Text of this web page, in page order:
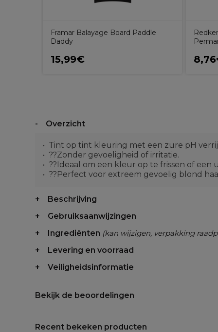
Framar Balayage Board Paddle
Daddy
15,99€
Overzicht
Tint op tint kleuring met een zure pH
??Zonder gevoeligheid of irritatie.
??Ideaal om een kleur op te frissen of een
??Perfect voor extreem gevoelig blond
Beschrijving
Gebruiksaanwijzingen
Ingrediënten (kan wijzigen, verpakking
Levering en voorraad
Veiligheidsinformatie
Bekijk de beoordelingen
Recent bekeken producten